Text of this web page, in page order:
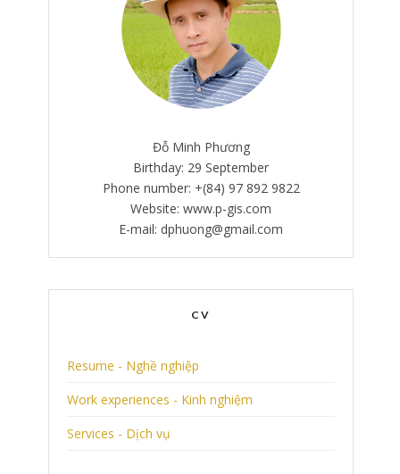
Đỗ Minh Phương
Birthday: 29 September
Phone number: +(84) 97 892 9822
Website: www.p-gis.com
E-mail: dphuong@gmail.com
CV
Resume - Nghề nghiệp
Work experiences - Kinh nghiệm
Services - Dịch vụ